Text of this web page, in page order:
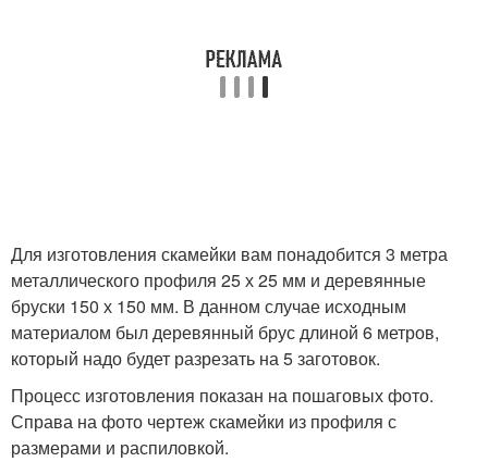
Для изготовления скамейки вам понадобится 3 метра
металлического профиля 25 х 25 мм и деревянные
бруски 150 х 150 мм. В данном случае исходным
материалом был деревянный брус длиной 6 метров,
который надо будет разрезать на 5 заготовок.
Процесс изготовления показан на пошаговых фото.
Справа на фото чертеж скамейки из профиля с
размерами и распиловкой.